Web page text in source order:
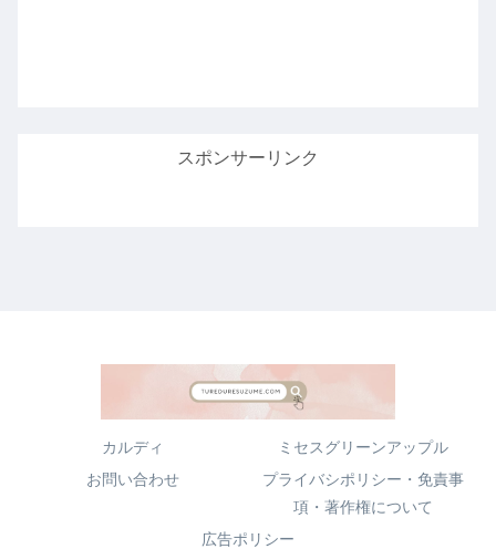
スポンサーリンク
カルディ
ミセスグリーンアップル
お問い合わせ
プライバシポリシー・免責事
項・著作権について
広告ポリシー